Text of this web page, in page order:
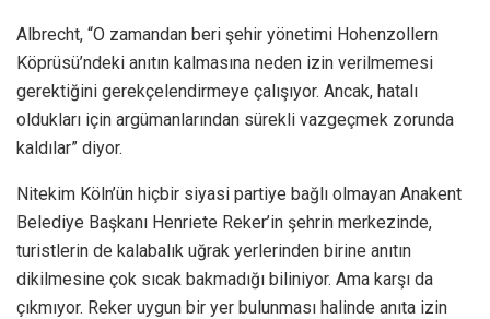
Albrecht, “O zamandan beri şehir yönetimi Hohenzollern
Köprüsü’ndeki anıtın kalmasına neden izin verilmemesi
gerektiğini gerekçelendirmeye çalışıyor. Ancak, hatalı
oldukları için argümanlarından sürekli vazgeçmek zorunda
kaldılar” diyor.
Nitekim Köln’ün hiçbir siyasi partiye bağlı olmayan Anakent
Belediye Başkanı Henriete Reker’in şehrin merkezinde,
turistlerin de kalabalık uğrak yerlerinden birine anıtın
dikilmesine çok sıcak bakmadığı biliniyor. Ama karşı da
çıkmıyor. Reker uygun bir yer bulunması halinde anıta izin